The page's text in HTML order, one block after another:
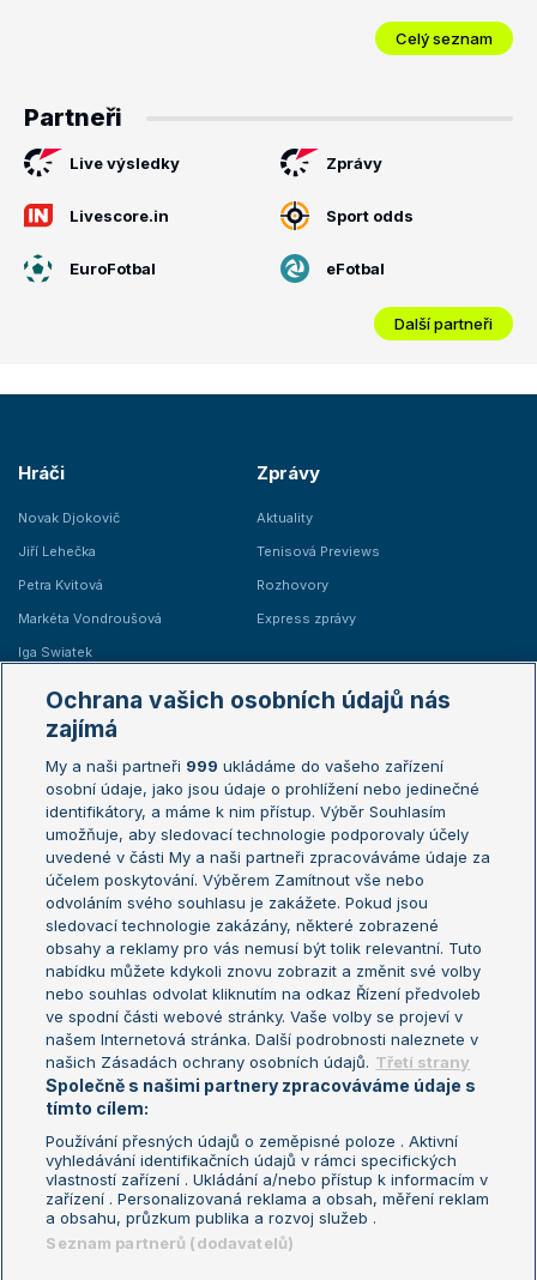
Celý seznam
Partneři
Live výsledky Zprávy
Livescore.in Sport odds
EuroFotbal eFotbal
Další partneři
Hráči
Novak Djokovič
Jiří Lehečka
Petra Kvitová
Markéta Vondroušová
Iga Swiatek
Zprávy
Aktuality
Tenisová Previews
Rozhovory
Express zprávy
Žebříčky
Žebříček ATP (muži)
Žebříček WTA (ženy)
Sázkařský žebříček
Australian Open
French Open
Wimbledon
US Open
Turnaj mistrů
Turnaj mistryň
Aktualní trendy
Fotbalové přestupy
Livesport Daily
LS Prague Open
Podmínky užití
Nastavení soukromí
GDPR a žurnalistika
Reklama
Kontakt
Informace o zpracování osobních
údajů
Ochrana vašich osobních údajů nás
zajímá
My a naši partneři 999 ukládáme do vašeho zařízení
osobní údaje, jako jsou údaje o prohlížení nebo jedinečné
identifikátory, a máme k nim přístup. Výběr Souhlasím
umožňuje, aby sledovací technologie podporovaly účely
uvedené v části My a naši partneři zpracováváme údaje za
účelem poskytování. Výběrem Zamítnout vše nebo
odvoláním svého souhlasu je zakážete. Pokud jsou
sledovací technologie zakázány, některé zobrazené
obsahy a reklamy pro vás nemusí být tolik relevantní. Tuto
nabídku můžete kdykoli znovu zobrazit a změnit své volby
nebo souhlas odvolat kliknutím na odkaz Řízení předvoleb
ve spodní části webové stránky. Vaše volby se projeví v
našem Internetová stránka. Další podrobnosti naleznete v
našich Zásadách ochrany osobních údajů. Třetí strany
Společně s našimi partnery zpracováváme údaje s
tímto cílem:
Používání přesných údajů o zeměpisné poloze . Aktivní
vyhledávání identifikačních údajů v rámci specifických
vlastností zařízení . Ukládání a/nebo přístup k informacím v
zařízení . Personalizovaná reklama a obsah, měření reklam
a obsahu, průzkum publika a rozvoj služeb .
Seznam partnerů (dodavatelů)